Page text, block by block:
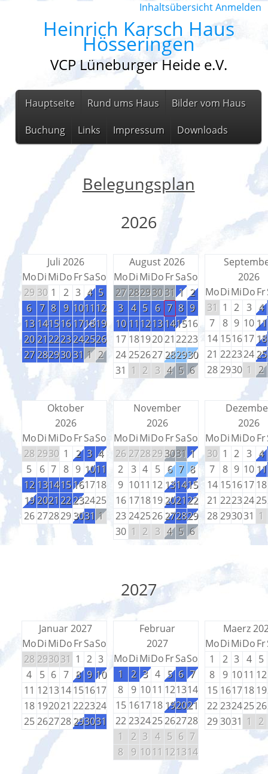
InhaltsübersichtAnmelden
Heinrich Karsch Haus
Hösseringen
VCP Lüneburger Heide e.V.
Hauptseite Rund ums Haus Bilder vom Haus
Buchung Links Impressum Downloads
Belegungsplan
2026
Juli 2026
MoDiMiDoFrSaSo
29 30 1 2 3 4 5
6 7 8 9 101112
13 141516171819
20212223242526
2728293031 1 2
August 2026
MoDiMiDoFrSaSo
27 28293031 1 2
3 4 5 6 7 8 9
10 111213141516
17 181920212223
24252627282930
31 1 2 3 4 5 6
2026
MoDiMiDoFr
31 1 2 3 4
7
8 9 10 11
14 151617 18
21 22232425
282930 1 2
Oktober
2026
MoDiMiDoFrSaSo
28 2930 1 2 3 4
5
6 7 8 9 1011
12 131415161718
19202122232425
262728293031 1
November
2026
MoDiMiDoFrSaSo
26 2728293031 1
2
3 4 5 6 7 8
9 1011 12 131415
16 171819202122
23242526272829
30 1 2 3 4 5 6
2026
MoDiMiDoFr
30 1 2 3 4
7
8 9 10 11
14 15161718
21 22232425
28293031 1
2027
Januar 2027
MoDiMiDoFrSaSo
28 293031 1 2 3
4
5 6 7 8 9 10
11 121314151617
18 192021 222324
25262728293031
Februar
2027
MoDiMiDoFrSaSo
1
2 3 4 5 6 7
8
9 1011 121314
15 161718 192021
22232425262728
1
2 3 4 5 6 7
8
9 1011 121314
Maerz
MoDiMiDoFr
1
2 3 4 5
8
9 1011 12
15 16171819
2223242526
293031 1 2